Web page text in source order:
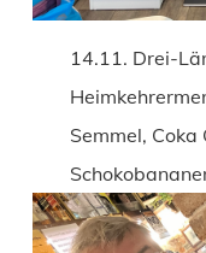
14.11. Drei-
Semmel, Coka